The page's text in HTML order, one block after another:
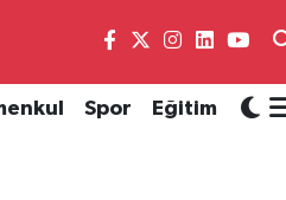
Spor Eğitim